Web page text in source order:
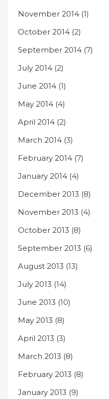
November 2014 (1)
October 2014 (2)
September 2014 (7)
July 2014 (2)
June 2014 (1)
May 2014 (4)
April 2014 (2)
March 2014 (3)
February 2014 (7)
January 2014 (4)
December 2013 (8)
November 2013 (4)
October 2013 (8)
September 2013 (6)
August 2013 (13)
July 2013 (14)
June 2013 (10)
May 2013 (8)
April 2013 (3)
March 2013 (8)
February 2013 (8)
January 2013 (9)